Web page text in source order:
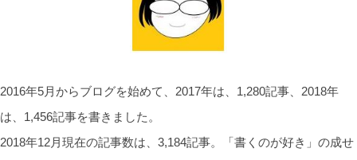
2016年5月からブログを始めて、2017年は、1,280記事、2018年
は、1,456記事を書きました。
2018年12月現在の記事数は、3,184記事。「書くのが好き」の成せ